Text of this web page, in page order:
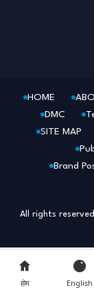
All rights
HOME
DMC
SITE MAP
Brand
होम English